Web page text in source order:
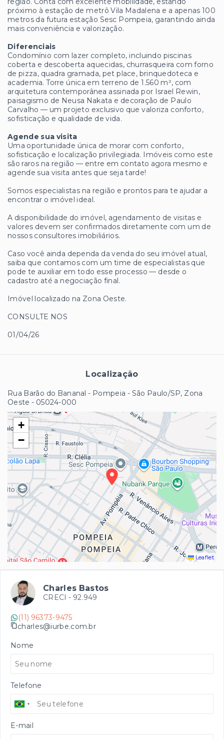
próximo à estação de metrô Vila Madalena e a apenas 100
metros da futura estação Sesc Pompeia, garantindo ainda
mais conveniência e valorização.
Diferenciais
Condomínio com lazer completo, incluindo piscinas
coberta e descoberta aquecidas, churrasqueira com forno
de pizza, quadra gramada, pet place, brinquedoteca e
academia. Torre única em terreno de 1.560 m², com
arquitetura contemporânea assinada por Israel Rewin,
paisagismo de Neusa Nakata e decoração de Paulo
Carvalho — um projeto exclusivo que valoriza conforto,
sofisticação e qualidade de vida.
Agende sua visita
Uma oportunidade única de morar com conforto,
sofisticação e localização privilegiada. Imóveis como este
são raros na região — entre em contato agora mesmo e
agende sua visita antes que seja tarde!
Somos especialistas na região e prontos para te ajudar a
encontrar o imóvel ideal.
A disponibilidade do imóvel, agendamento de visitas e
valores devem ser confirmados diretamente com um de
nossos consultores imobiliários.
Caso você ainda dependa da venda do seu imóvel atual,
saiba que contamos com um time de especialistas que
pode te auxiliar em todo esse processo — desde o
cadastro até a negociação final.
Imóvel localizado na Zona Oeste.
CONSULTE NOS
01/04/26
Localização
Rua Barão do Bananal - Pompeia - São Paulo/SP, Zona
Oeste - 05024-000
+
−
Leaflet
Charles Bastos
CRECI - 92.949
(11) 96373-9475
charles@iurbe.com.br
Nome
Telefone
E-mail